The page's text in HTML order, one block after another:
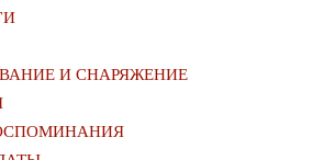
И СНАРЯЖЕНИЕ